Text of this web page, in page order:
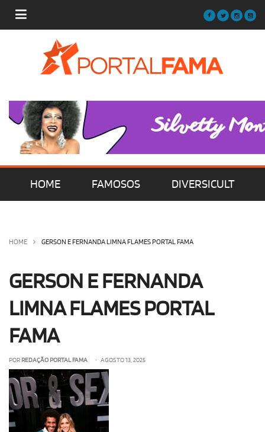
HOME FAMOSOS DIVERSICULT
OLHA ISSO! EU QUERO!
HOME GERSON E FERNANDA LIMNA FLAMES PORTAL FAMA
GERSON E FERNANDA
LIMNA FLAMES PORTAL
FAMA
POR REDAÇÃO PORTAL FAMA • AGOSTO 13, 2025